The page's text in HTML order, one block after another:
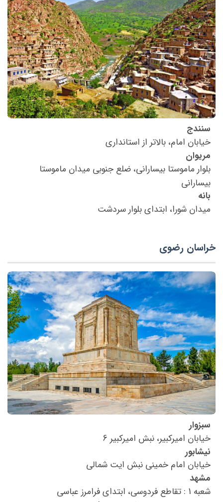
سنندج
خیابان امام، بالاتر از استانداری
مریوان
بلوار ماموستا بیسارانی، ضلع جنوبی میدان ماموستا
بیسارانی
بانه
میدان شورا، ابتدای بلوار سردشت
خراسان رضوی
سبزوار
خیابان امیرکبیر، نبش امیرکبیر 6
نیشابور
خیابان امام خمینی نبش ایت شمالی
مشهد
شعبه 1 : تقاطع فردوسی، ابتدای فرامرز عباسی